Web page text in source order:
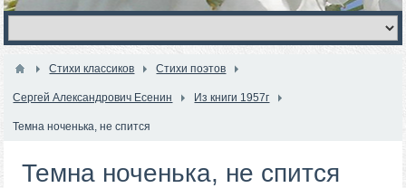
Стихи классиков Стихи поэтов
Сергей Александрович Есенин Из книги 1957г
Темна ноченька, не спится
Темна ноченька, не спится